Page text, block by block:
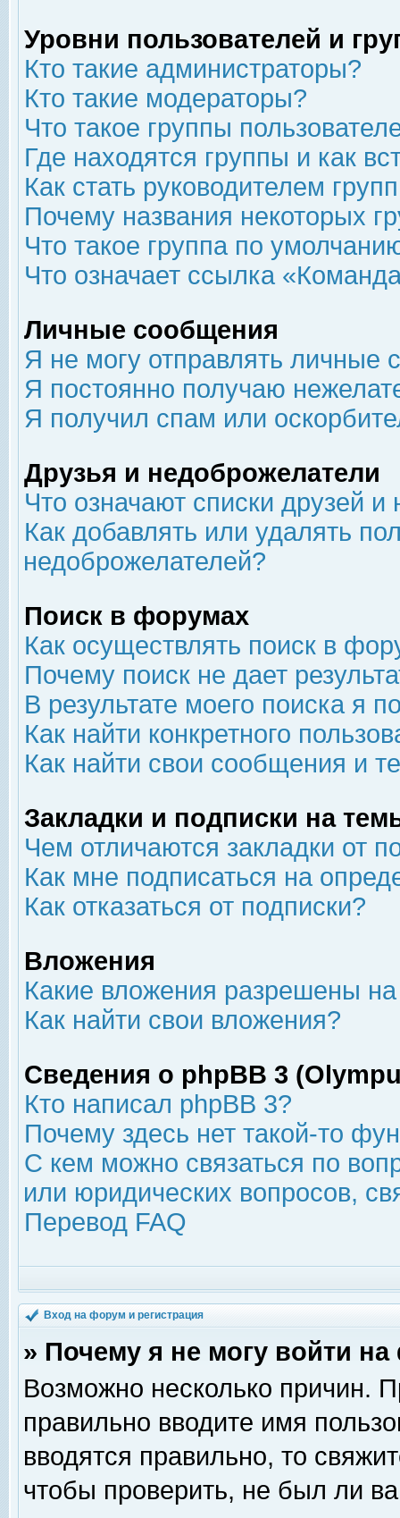
Уровни пользователей и
Кто такие администраторы?
Кто такие модераторы?
Что такое группы
Где находятся группы и как
Как стать руководителем
Почему названия некоторых
Что такое группа по
Что означает ссылка
Личные сообщения
Я не могу отправлять личные
Я постоянно получаю
Я получил спам или
Друзья и недоброжелатели
Что означают списки друзей
Как добавлять или удалять
недоброжелателей?
Поиск в форумах
Как осуществлять поиск в
Почему поиск не дает
В результате моего поиска я
Как найти конкретного
Как найти свои сообщения и
Закладки и подписки на
Чем отличаются закладки от
Как мне подписаться на
Как отказаться от подписки?
Вложения
Какие вложения разрешены
Как найти свои вложения?
Сведения о phpBB 3
Кто написал phpBB 3?
Почему здесь нет такой-то
С кем можно связаться по
или юридических вопросов,
Перевод FAQ
Вход на форум и регистрация
» Почему я не могу войти
Возможно несколько причин.
правильно вводите имя
вводятся правильно, то
чтобы проверить, не был ли